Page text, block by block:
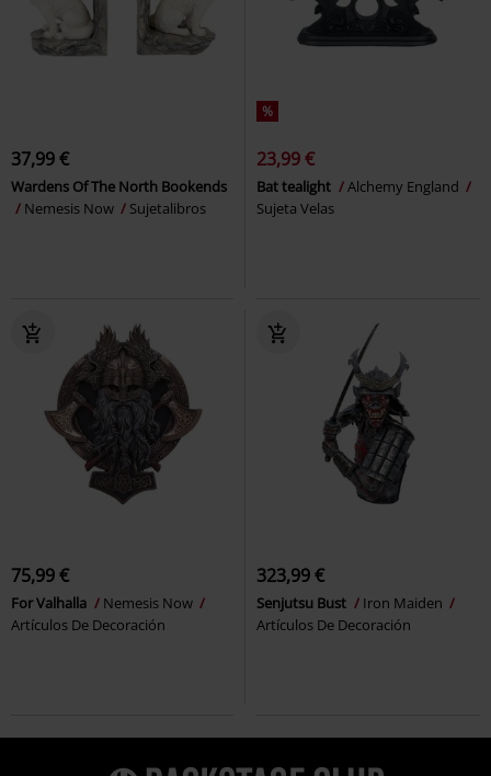
37,99 €
Wardens Of The North Bookends
Nemesis Now
Sujetalibros
%
23,99 €
Bat tealight
Alchemy England
Sujeta Velas
75,99 €
For Valhalla
Nemesis Now
Artículos De Decoración
323,99 €
Senjutsu Bust
Iron Maiden
Artículos De Decoración